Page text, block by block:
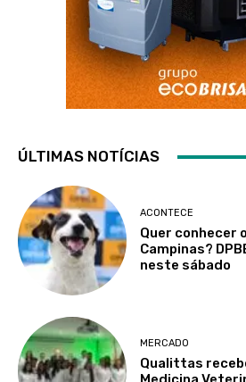
ÚLTIMAS NOTÍCIAS
ACONTECE
Quer conhecer
Campinas?
neste sábado
MERCADO
Qualittas